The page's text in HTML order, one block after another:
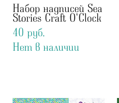
Набор надписей Sea
Stories Craft O'Clock
40 pуб.
Нет в наличии